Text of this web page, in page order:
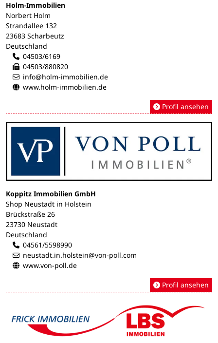
Holm-Immobilien
Norbert Holm
Strandallee 132
23683 Scharbeutz
Deutschland
04503/6169
04503/880820
info@holm-immobilien.de
www.holm-immobilien.de
Profil ansehen
Koppitz Immobilien GmbH
Shop Neustadt in Holstein
Brückstraße 26
23730 Neustadt
Deutschland
04561/5598990
neustadt.in.holstein@von-poll.com
www.von-poll.de
Profil ansehen